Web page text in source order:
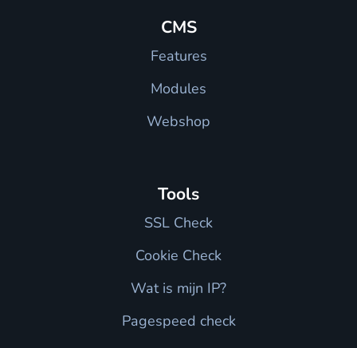
CMS
Features
Modules
Webshop
Tools
SSL Check
Cookie Check
Wat is mijn IP?
Pagespeed check